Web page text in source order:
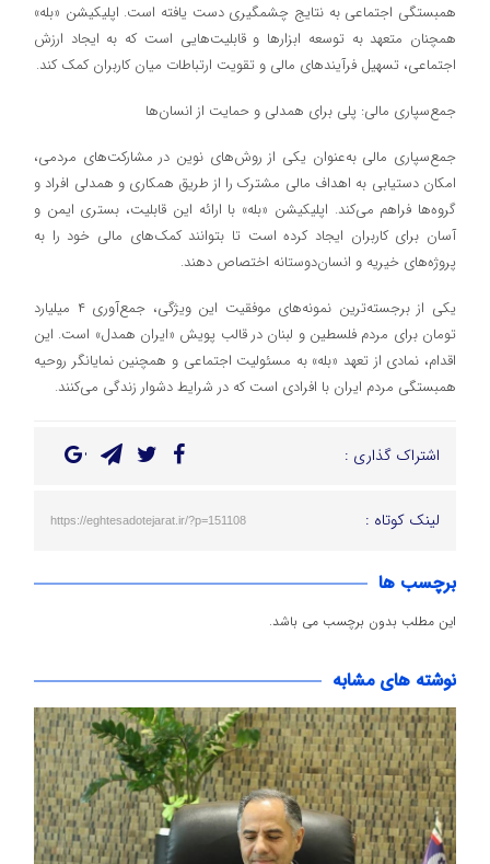
همبستگی اجتماعی به نتایج چشمگیری دست یافته است. اپلیکیشن «بله»
همچنان متعهد به توسعه ابزارها و قابلیت‌هایی است که به ایجاد ارزش
اجتماعی، تسهیل فرآیندهای مالی و تقویت ارتباطات میان کاربران کمک کند.
جمع‌سپاری مالی: پلی برای همدلی و حمایت از انسان‌ها
جمع‌سپاری مالی به‌عنوان یکی از روش‌های نوین در مشارکت‌های مردمی،
امکان دستیابی به اهداف مالی مشترک را از طریق همکاری و همدلی افراد و
گروه‌ها فراهم می‌کند. اپلیکیشن «بله» با ارائه این قابلیت، بستری ایمن و
آسان برای کاربران ایجاد کرده است تا بتوانند کمک‌های مالی خود را به
پروژه‌های خیریه و انسان‌دوستانه اختصاص دهند.
یکی از برجسته‌ترین نمونه‌های موفقیت این ویژگی، جمع‌آوری ۴ میلیارد
تومان برای مردم فلسطین و لبنان در قالب پویش «ایران همدل» است. این
اقدام، نمادی از تعهد «بله» به مسئولیت اجتماعی و همچنین نمایانگر روحیه
همبستگی مردم ایران با افرادی است که در شرایط دشوار زندگی می‌کنند.
اشتراک گذاری :
لینک کوتاه : https://eghtesadotejarat.ir/?p=151108
برچسب ها
این مطلب بدون برچسب می باشد.
نوشته های مشابه